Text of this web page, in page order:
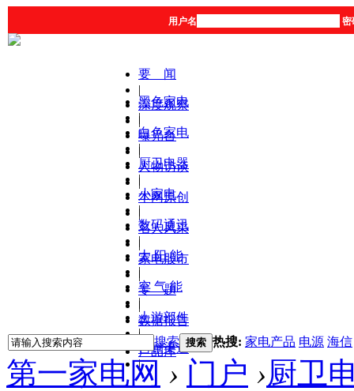
用户名 密
要 闻
|
深度观察
|
曝光台
|
人物访谈
|
本网原创
|
名人风采
|
家电股市
|
专 题
|
数据报告
|
产品库
黑色家电
|
白色家电
|
厨卫电器
|
小家电
|
数码通讯
|
太 阳 能
|
空 气 能
|
上游部件
|
营销渠道
|
搜索 搜索 热搜: 家电产品 电源 海信
第一家电网 › 门户 ›厨卫